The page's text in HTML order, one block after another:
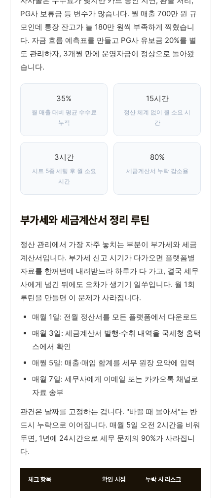
PG사 보류금 등 변수가 많습니다. 월 매출 700만 원 규
모인데 통장 잔고가 늘 180만 원씩 부족하게 찍혔습니
다. 자금 흐름 예측표를 만들고 PG사 유보금 20%를 별
도 관리하자, 3개월 만에 운영자금이 정상으로 돌아왔
습니다.
35%
월 매출 대비 평균 수수료
누적
15시간
정산 체계 없이 월 소요 시
간
3시간
시트 5종 세팅 후 월 소요
시간
80%
세금계산서 누락 감소율
부가세와 세금계산서 정리 루틴
정산 관리에서 가장 자주 놓치는 부분이 부가세와 세금
계산서입니다. 부가세 신고 시기가 다가오면 플랫폼별
자료를 한꺼번에 내려받느라 하루가 다 가고, 결국 세무
사에게 넘긴 뒤에도 오차가 생기기 일쑤입니다. 월 1회
루틴을 만들면 이 문제가 사라집니다.
매월 1일: 전월 정산서를 모든 플랫폼에서 다운로드
매월 3일: 세금계산서 발행·수취 내역을 국세청 홈택
스에서 확인
매월 5일: 매출·매입 합계를 세무 원장 요약에 입력
매월 7일: 세무사에게 이메일 또는 카카오톡 채널로
자료 송부
관건은 날짜를 고정하는 겁니다. "바쁠 때 몰아서"는 반
드시 누락으로 이어집니다. 매월 5일 오전 2시간을 비워
두면, 1년에 24시간으로 세무 문제의 90%가 사라집니
다.
체크 항목 확인 시점 누락 시 리스크